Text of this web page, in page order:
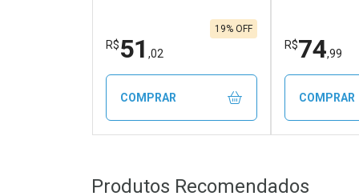
Por R$ 1.491,72/cada
Por R$ 1.491,72/cada
Por R$
Por R$
R$51 ,02
19% OFF
COMPRAR
R$74,99
COMPRAR
Produtos Recomendados